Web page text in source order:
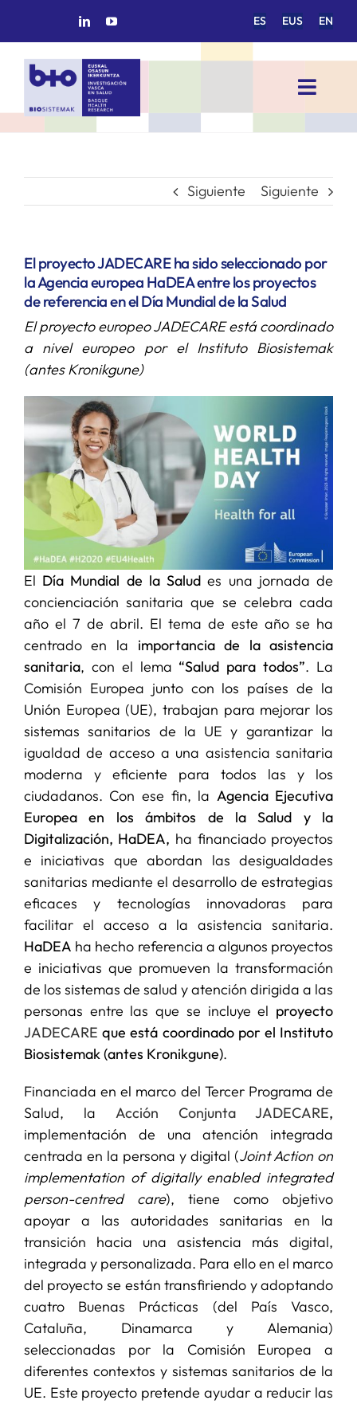
ES EUS EN
Toggle
INICIO
GRUPOS DE INVESTIGACIÓN
PROYECTOS/COLABORACIONES
SERVICIOS
APOYO I+D+I
NOTICIAS
Siguiente Siguiente
El proyecto JADECARE ha sido seleccionado por
la Agencia europea HaDEA entre los proyectos
de referencia en el Día Mundial de la Salud
El proyecto europeo JADECARE está coordinado
a nivel europeo por el Instituto Biosistemak
(antes Kronikgune)
El Día Mundial de la Saludes una jornada de
concienciación sanitaria que se celebra cada
año el 7 de abril. El tema de este año se ha
centrado en la importancia de la asistencia
sanitaria, con el lema “Salud para todos”. La
Comisión Europea junto con los países de la
Unión Europea (UE), trabajan para mejorar los
sistemas sanitarios de la UE y garantizar la
igualdad de acceso a una asistencia sanitaria
moderna y eficiente para todos las y los
ciudadanos. Con ese fin, la Agencia Ejecutiva
Europea en los ámbitos de la Salud y la
Digitalización, HaDEA, ha financiado proyectos
e iniciativas que abordan las desigualdades
sanitarias mediante el desarrollo de estrategias
eficaces y tecnologías innovadoras para
facilitar el acceso a la asistencia sanitaria.
HaDEA ha hecho referencia a algunos proyectos
e iniciativas que promueven la transformación
de los sistemas de salud y atención dirigida a las
personas entre las que se incluye el proyecto
JADECARE que está coordinado por el Instituto
Biosistemak(antes Kronikgune).
Financiada en el marco del Tercer Programa de
Salud, la Acción Conjunta JADECARE,
implementación de una atención integrada
centrada en la persona y digital (Joint Action on
implementation of digitally enabled integrated
person-centred care), tiene como objetivo
apoyar a las autoridades sanitarias en la
transición hacia una asistencia más digital,
integrada y personalizada. Para ello en el marco
del proyecto se están transfiriendo y adoptando
cuatro Buenas Prácticas (del País Vasco,
Cataluña, Dinamarca y Alemania)
seleccionadas por la Comisión Europea a
diferentes contextos y sistemas sanitarios de la
UE. Este proyecto pretende ayudar a reducir las